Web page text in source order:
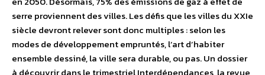
serre proviennent des villes. Les défis que les villes du XXIe
siècle devront relever sont donc multiples : selon les
modes de développement empruntés, l’art d’habiter
ensemble dessiné, la ville sera durable, ou pas. Un dossier